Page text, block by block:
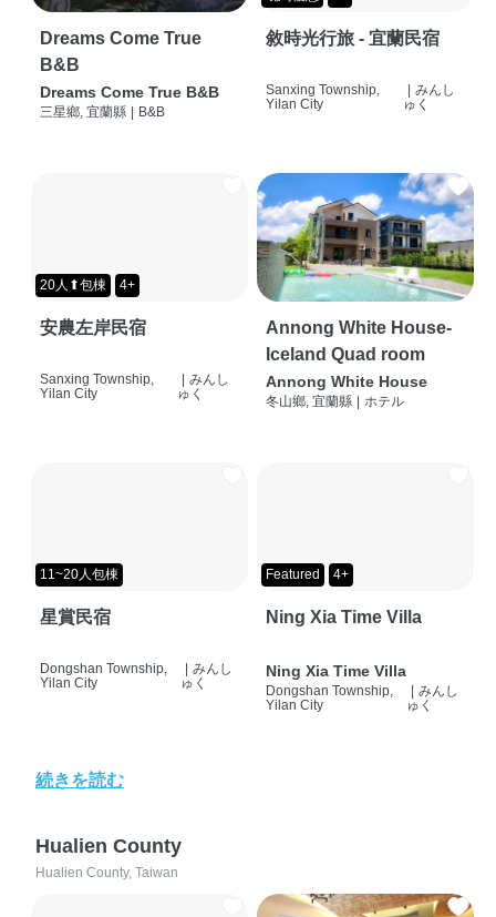
Dreams Come True
B&B
Dreams Come True B&B
三星鄉, 宜蘭縣 | B&B
敘時光行旅 - 宜蘭民宿
Sanxing Township,
Yilan City
| みんし
ゅく
20人⬆包棟 4+
安農左岸民宿
Sanxing Township,
Yilan City
| みんし
ゅく
Annong White House-
Iceland Quad room
Annong White House
冬山鄉, 宜蘭縣 | ホテル
11~20人包棟
星賞民宿
Dongshan Township,
Yilan City
みんし
ゅく
Featured 4+
Ning Xia Time Villa
Ning Xia Time Villa
Dongshan Township,
Yilan City
みんし
ゅく
続きを読む
Hualien County
Hualien County, Taiwan